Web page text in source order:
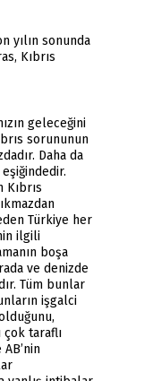
yılın sonunda
Kıbrıs
geleceğini
sorununun
Daha da
Türkiye her
ilgili
boşa
ve denizde
Tüm bunlar
işgalci
çok taraflı